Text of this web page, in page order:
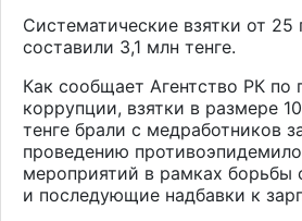
Систематические взятки от 25
составили 3,1 млн тенге.
Как сообщает Агентство РК по
коррупции, взятки в размере
тенге брали с медработников
проведению
мероприятий в рамках борьбы
и последующие надбавки к